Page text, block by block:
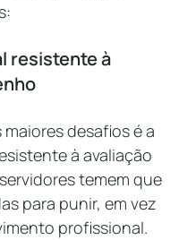
resistente à
desafios é a
à avaliação
temem que
para punir, em vez
profissional.